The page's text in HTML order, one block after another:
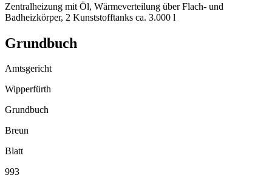
Zentralheizung mit Öl, Wärmeverteilung über Flach- und
Badheizkörper, 2 Kunststofftanks ca. 3.000 l
Grundbuch
Amtsgericht
Wipperfürth
Grundbuch
Breun
Blatt
993